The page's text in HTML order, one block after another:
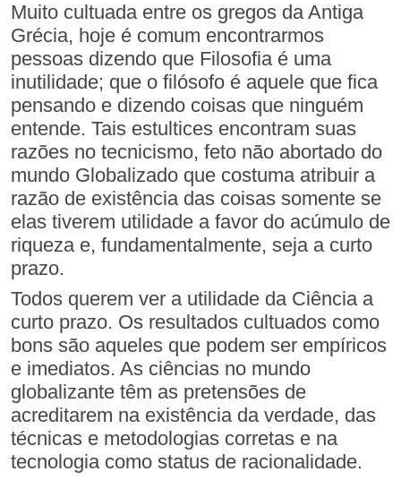
Muito cultuada entre os gregos da Antiga
Grécia, hoje é comum encontrarmos
pessoas dizendo que Filosofia é uma
inutilidade; que o filósofo é aquele que fica
pensando e dizendo coisas que ninguém
entende. Tais estultices encontram suas
razões no tecnicismo, feto não abortado do
mundo Globalizado que costuma atribuir a
razão de existência das coisas somente se
elas tiverem utilidade a favor do acúmulo de
riqueza e, fundamentalmente, seja a curto
prazo.
Todos querem ver a utilidade da Ciência a
curto prazo. Os resultados cultuados como
bons são aqueles que podem ser empíricos
e imediatos. As ciências no mundo
globalizante têm as pretensões de
acreditarem na existência da verdade, das
técnicas e metodologias corretas e na
tecnologia como status de racionalidade.